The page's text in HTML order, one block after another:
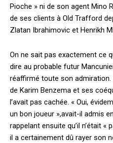
Pioche » ni de son agent Mino
de ses clients à Old Trafford
Zlatan Ibrahimovic et Henrikh
On ne sait pas exactement ce
dire au probable futur
réaffirmé toute son admiration.
de Karim Benzema et ses
l’avait pas cachée. « Oui,
un bon joueur »,avait-il admis
rappelant ensuite qu’il n’était «
il a certainement dû rayer son